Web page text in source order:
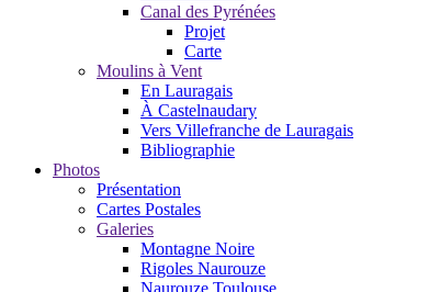
Canal des Pyrénées
Projet
Carte
Moulins à Vent
En Lauragais
À Castelnaudary
Vers Villefranche de Lauragais
Bibliographie
Photos
Présentation
Cartes Postales
Galeries
Montagne Noire
Rigoles Naurouze
Naurouze Toulouse